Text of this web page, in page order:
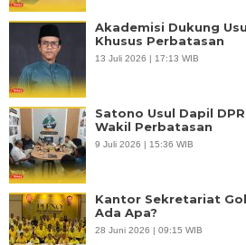
Akademisi Dukung
Khusus Perbatasan
13 Juli 2026 | 17:13 WIB
Satono Usul Dapil
Wakil Perbatasan
9 Juli 2026 | 15:36 WIB
Kantor Sekretariat
Ada Apa?
28 Juni 2026 | 09:15 WIB